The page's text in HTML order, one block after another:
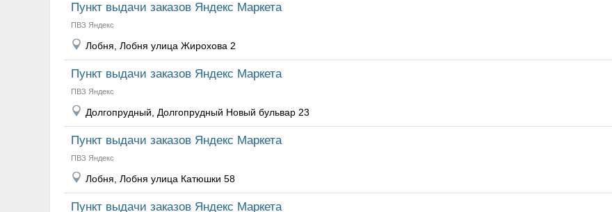
Пункт выдачи заказов Яндекс Маркета
ПВЗ Яндекс
Лобня, Лобня улица Жирохова 2
Пункт выдачи заказов Яндекс Маркета
ПВЗ Яндекс
Долгопрудный, Долгопрудный Новый бульвар 23
Пункт выдачи заказов Яндекс Маркета
ПВЗ Яндекс
Лобня, Лобня улица Катюшки 58
Пункт выдачи заказов Яндекс Маркета